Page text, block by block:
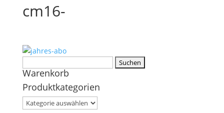
cm16-
nach:
Warenkorb
Produktkategorien